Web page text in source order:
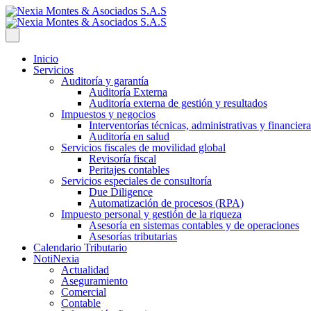
Inicio
Servicios
Auditoría y garantía
Auditoría Externa
Auditoría externa de gestión y resultados
Impuestos y negocios
Interventorías técnicas, administrativas y
Auditoría en salud
Servicios fiscales de movilidad global
Revisoría fiscal
Peritajes contables
Servicios especiales de consultoría
Due Diligence
Automatización de procesos (RPA)
Impuesto personal y gestión de la riqueza
Asesoría en sistemas contables y de operaciones
Asesorías tributarias
Calendario Tributario
NotiNexia
Actualidad
Aseguramiento
Comercial
Contable